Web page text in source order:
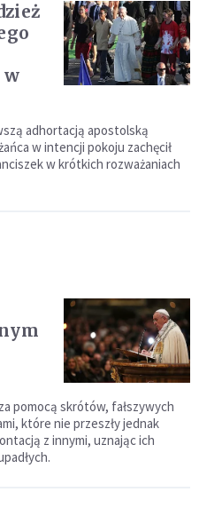
w
adhortacją apostolską
w intencji pokoju zachęcił
w krótkich rozważaniach
pomocą skrótów, fałszywych
które nie przeszły jednak
z innymi, uznając ich